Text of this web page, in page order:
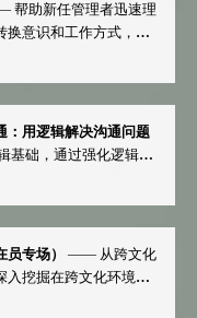
迅速理
换意识和工作方式，做
：用逻辑解决沟通问题
员专场） —— 从跨文化
入挖掘在跨文化环境中
视自身的工作方式及习